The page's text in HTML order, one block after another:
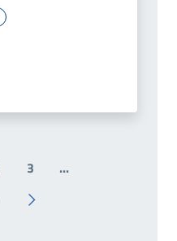
3
...
Pagina successiva